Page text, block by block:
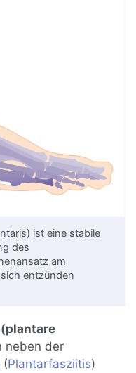
) ist eine stabile
des
am
entzünden
neben der
(Plantarfasziitis)